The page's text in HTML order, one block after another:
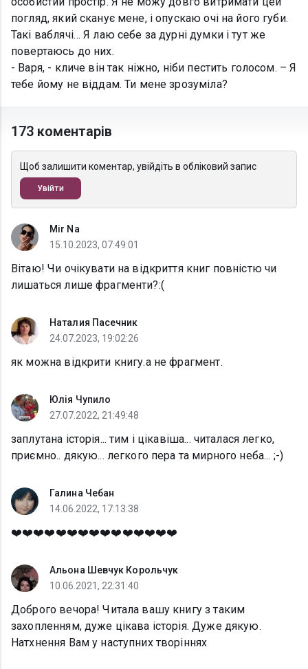
погляд, який сканує мене, і опускаю очі на його губи.
Такі ваблячі… Я лаю себе за дурні думки і тут же
повертаюсь до них.
- Варя, - кличе він так ніжно, ніби пестить голосом. – Я
тебе йому не віддам. Ти мене зрозуміла?
173 коментарів
Щоб залишити коментар, увійдіть в обліковий запис
Увійти
Mir Na
15.10.2023, 07:49:01
Вітаю! Чи очікувати на відкриття книг повністю чи
лишаться лише фрагменти?:(
Наталия Пасечник
24.07.2023, 19:02:26
як можна відкрити книгу.а не фрагмент.
Юлія Чупило
27.07.2022, 21:49:48
заплутана історія... тим і цікавіша... читалася легко,
приємно.. дякую... легкого пера та мирного неба... ;-)
Галина Чебан
14.06.2022, 17:13:38
❤️❤️❤️❤️❤️❤️❤️❤️❤️❤️❤️❤️❤️❤️❤️
Альона Шевчук Корольчук
10.06.2021, 22:31:40
Доброго вечора! Читала вашу книгу з таким
захопленням, дуже цікава історія. Дуже дякую.
Натхнення Вам у наступних творіннях